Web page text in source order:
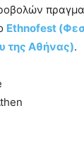
Ethnofest
της Αθήνας).